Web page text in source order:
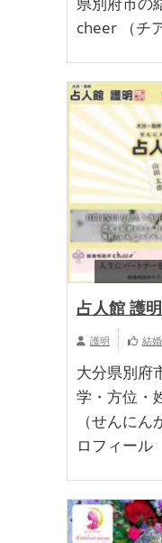
cheer （チ
占人館 護明
護明 結
大分県別府
学・方位・
（せんに
ロフィール